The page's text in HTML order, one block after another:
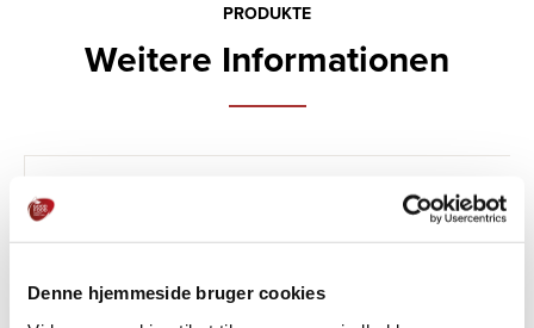
Denne hjemmeside bruger cookies
PRODUKTE
Weitere Informationen